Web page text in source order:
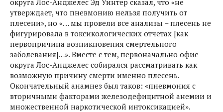
округа Лос-Анджелес Эд Уинтер сказал, что «не
утверждает, что пневмонию нельзя получить от
плесени», но «… мы провели все анализы – плесень не
фигурировала в токсикологических отчетах [как
первопричина возникновения смертельного
заболевания]…». Вместе с тем, первоначально офис
округа Лос-Анджелес собирался рассматривать как
возможную причину смерти именно плесень.
Окончательный анамнез был таков: «пневмония с
вторичными факторами железодефицитной анемии и
множественной наркотической интоксикацией».